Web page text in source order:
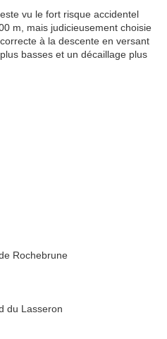
vu le fort risque accidentel
m, mais judicieusement choisie
à la descente en versant
basses et un décaillage plus
Rochebrune
du Lasseron